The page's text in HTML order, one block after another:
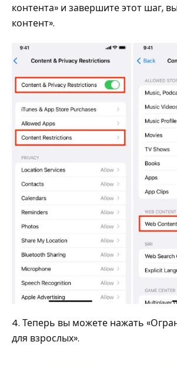
контента» и завершите этот шаг,
контент».
4. Теперь вы можете нажать
для взрослых».